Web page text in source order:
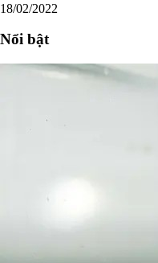
18/02/2022
Nổi bật